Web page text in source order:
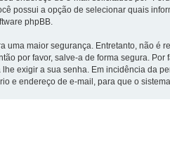
possui a opção de selecionar quais
phpBB.
uma maior segurança. Entretanto, não
por favor, salve-a de forma segura.
exigir a sua senha. Em incidência da
e endereço de e-mail, para que o